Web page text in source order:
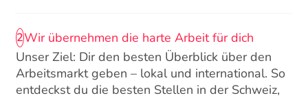
2Wir übernehmen die harte Arbeit für dich
Unser Ziel: Dir den besten Überblick über den
Arbeitsmarkt geben – lokal und international. So
entdeckst du die besten Stellen in der Schweiz,